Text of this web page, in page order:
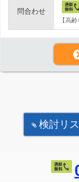
問合わせ
【高
検討リ